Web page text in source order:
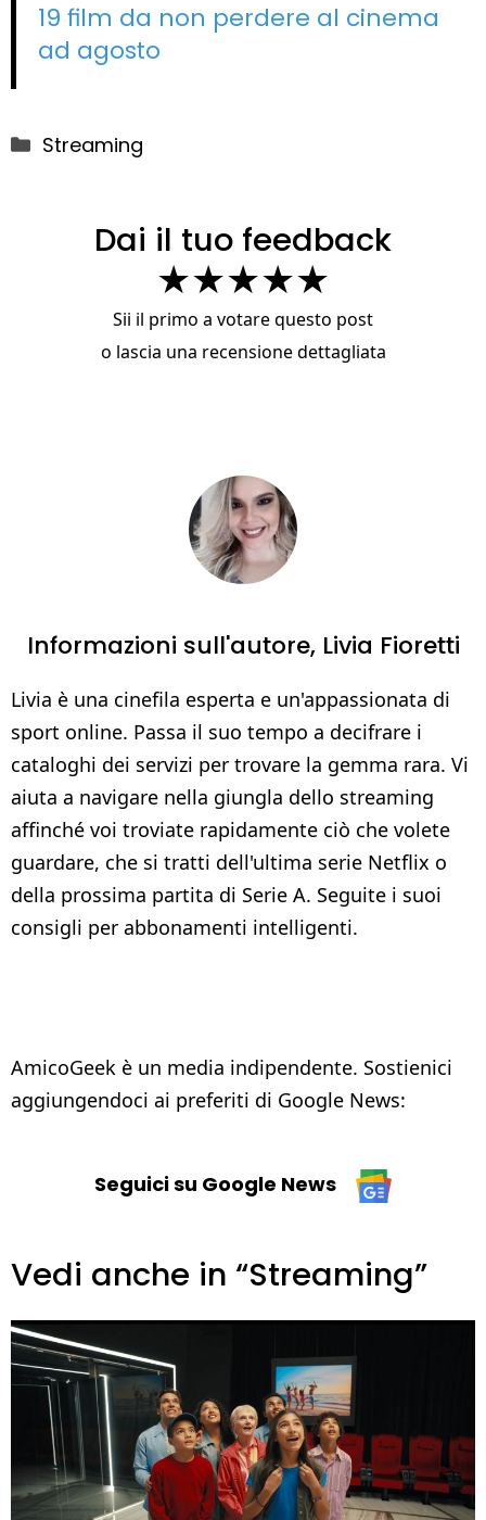
19 film da non perdere al cinema
ad agosto
Categorie
Streaming
Dai il tuo feedback
★★★★★
Sii il primo a votare questo post
o lascia una recensione dettagliata
Informazioni sull'autore, Livia Fioretti
Livia è una cinefila esperta e un'appassionata di
sport online. Passa il suo tempo a decifrare i
cataloghi dei servizi per trovare la gemma rara. Vi
aiuta a navigare nella giungla dello streaming
affinché voi troviate rapidamente ciò che volete
guardare, che si tratti dell'ultima serie Netflix o
della prossima partita di Serie A. Seguite i suoi
consigli per abbonamenti intelligenti.
AmicoGeek è un media indipendente. Sostienici
aggiungendoci ai preferiti di Google News:
Seguici su Google News
Vedi anche in “Streaming”